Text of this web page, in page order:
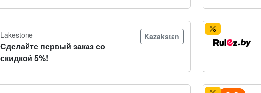
Lakestone
Сделайте первый заказ со
скидкой 5%!
Kazakstan